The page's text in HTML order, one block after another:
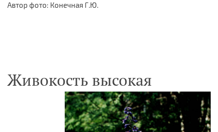
Автор фото: Конечная Г.Ю.
Живокость высокая